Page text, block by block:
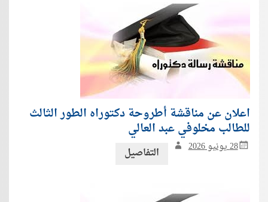
اعلان عن مناقشة أطروحة دكتوراه الطور الثالث
للطالب مخلوفي عبد العالي
28 يونيو 2026 التفاصيل